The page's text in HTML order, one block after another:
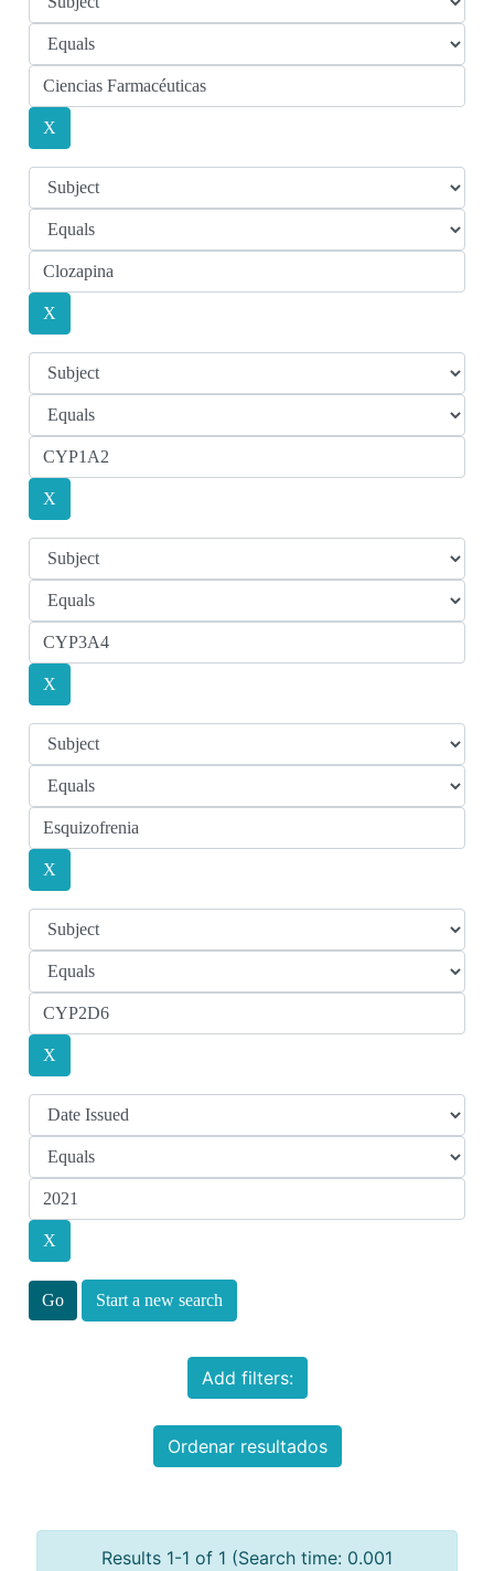
Start a new search
Add filters:
Ordenar resultados
Results 1-1 of 1 (Search time: 0.001